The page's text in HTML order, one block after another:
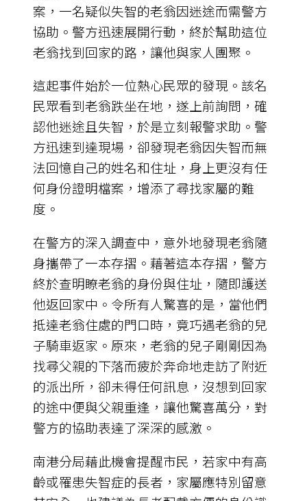
案，一名疑似失智的老翁因迷途而需警方
協助。警方迅速展開行動，終於幫助這位
老翁找到回家的路，讓他與家人團聚。
這起事件始於一位熱心民眾的發現。該名
民眾看到老翁跌坐在地，遂上前詢問，確
認他迷途且失智，於是立刻報警求助。警
方迅速到達現場，卻發現老翁因失智而無
法回憶自己的姓名和住址，身上更沒有任
何身份證明檔案，增添了尋找家屬的難
度。
在警方的深入調查中，意外地發現老翁隨
身攜帶了一本存摺。藉著這本存摺，警方
終於查明瞭老翁的身份與住址，隨即護送
他返回家中。令所有人驚喜的是，當他們
抵達老翁住處的門口時，竟巧遇老翁的兒
子騎車返家。原來，老翁的兒子剛剛因為
找尋父親的下落而疲於奔命地走訪了附近
的派出所，卻未得任何訊息，沒想到回家
的途中便與父親重逢，讓他驚喜萬分，對
警方的協助表達了深深的感激。
南港分局藉此機會提醒市民，若家中有高
齡或罹患失智症的長者，家屬應特別留意